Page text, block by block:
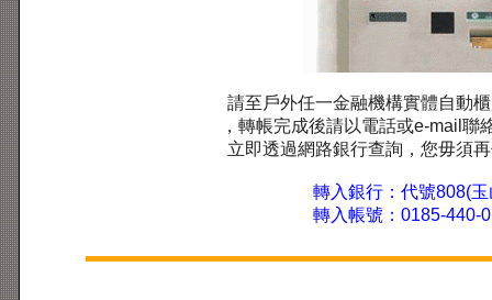
請至戶外任一金融機構實體自動
，轉帳完成後請以電話或e-mail聯
立即透過網路銀行查詢，您毋須
轉入銀行：代號808(
轉入帳號：0185-440-